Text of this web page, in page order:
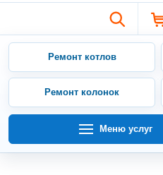
Ремонт котлов
Ремонт колонок
Меню услуг